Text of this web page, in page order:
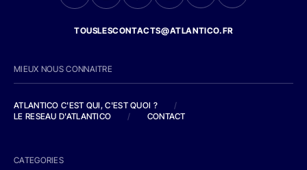
TOUSLESCONTACTS@ATLANTICO.FR
MIEUX NOUS CONNAITRE
ATLANTICO C'EST QUI, C'EST QUOI ?
/
LE RESEAU D'ATLANTICO
/ CONTACT
CATEGORIES